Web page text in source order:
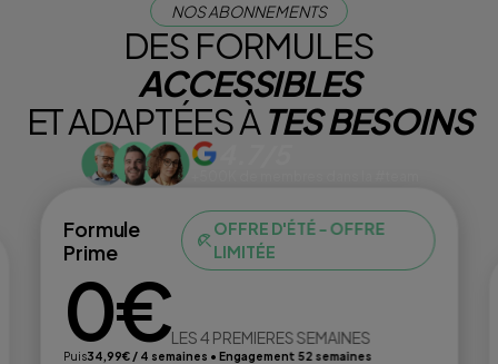
NOS ABONNEMENTS
DES FORMULES
ACCESSIBLES
ET ADAPTÉES ÀTES BESOINS
Formule
Prime
OFFRE D'ÉTÉ - OFFRE
LIMITÉE
0€LES 4 PREMIERES SEMAINES
Puis34,99€ / 4 semaines • Engagement 52 semaines